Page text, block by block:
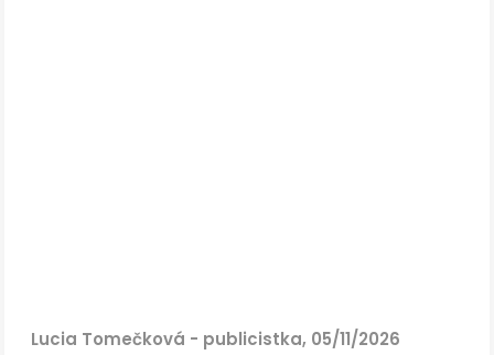
Lucia Tomečková - publicistka, 05/11/2026